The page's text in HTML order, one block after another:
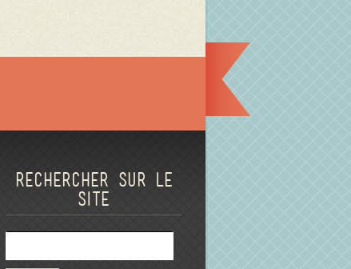
Rechercher sur le
site